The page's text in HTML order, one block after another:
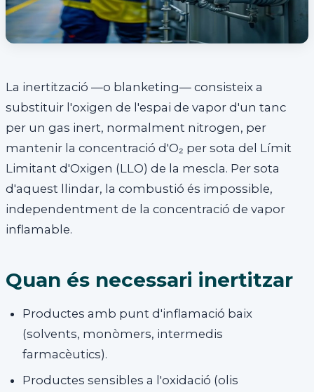
La inertització —o blanketing— consisteix a
substituir l'oxigen de l'espai de vapor d'un tanc
per un gas inert, normalment nitrogen, per
mantenir la concentració d'O₂ per sota del Límit
Limitant d'Oxigen (LLO) de la mescla. Per sota
d'aquest llindar, la combustió és impossible,
independentment de la concentració de vapor
inflamable.
Quan és necessari inertitzar
Productes amb punt d'inflamació baix
(solvents, monòmers, intermedis
farmacèutics).
Productes sensibles a l'oxidació (olis